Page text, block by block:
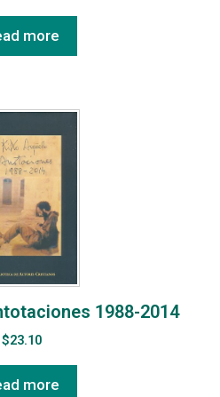
more
1988-2014
$23.10
more